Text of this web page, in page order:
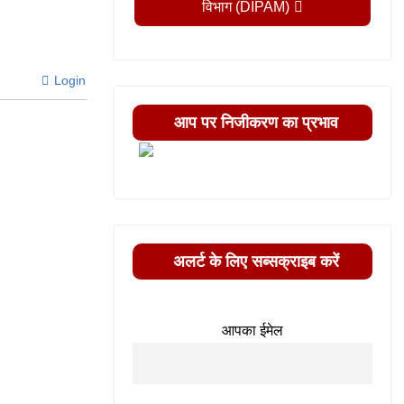
Login
विभाग (DIPAM)
आप पर निजीकरण का प्रभाव
अलर्ट के लिए सब्सक्राइब करें
आपका ईमेल